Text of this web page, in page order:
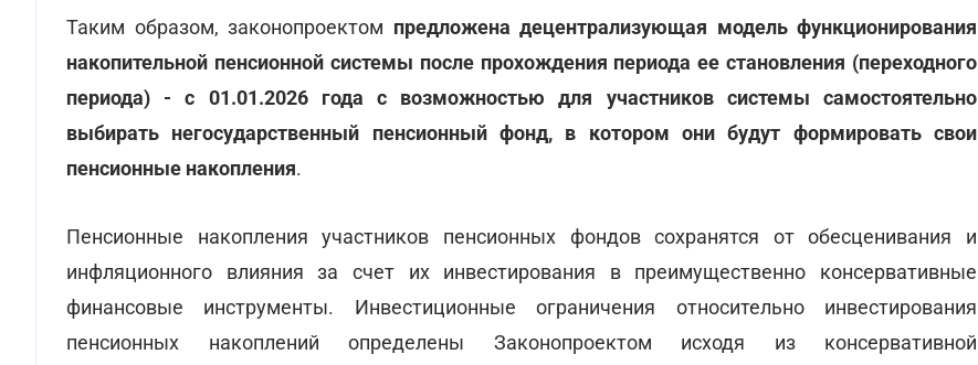
Таким образом, законопроектом предложена децентрализующая модель функционирования
накопительной пенсионной системы после прохождения периода ее становления (переходного
периода) - с 01.01.2026 года с возможностью для участников системы самостоятельно
выбирать негосударственный пенсионный фонд, в котором они будут формировать свои
пенсионные накопления.
Пенсионные накопления участников пенсионных фондов сохранятся от обесценивания и
инфляционного влияния за счет их инвестирования в преимущественно консервативные
финансовые инструменты. Инвестиционные ограничения относительно инвестирования
пенсионных накоплений определены Законопроектом исходя из консервативной